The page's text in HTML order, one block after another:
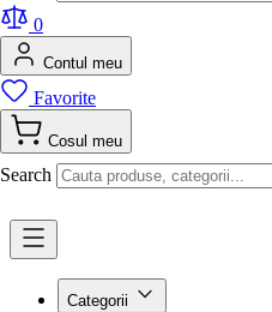
0
Contul meu
Favorite
Cosul meu
Search
Categorii